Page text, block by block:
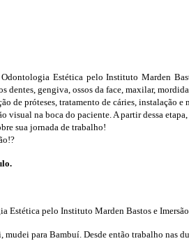
Estética pelo Instituto Marden
gengiva, ossos da face, maxilar,
de próteses, tratamento de cáries, instalação
na boca do paciente. A partir dessa
sua jornada de trabalho!
Estética pelo Instituto Marden Bastos e
para Bambuí. Desde então trabalho nas